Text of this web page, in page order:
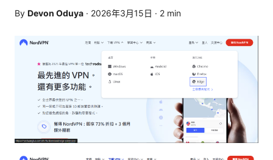
By Devon Oduya · 2026年3月15日 · 2 min